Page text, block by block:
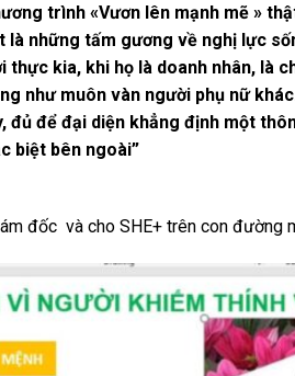
trình «Vươn lên mạnh mẽ »
những tấm gương về nghị lực
kia, khi họ là doanh nhân, là
như muôn vàn người phụ nữ
đủ để đại diện khẳng định một
biệt bên ngoài”
đốc và cho SHE+ trên con đường